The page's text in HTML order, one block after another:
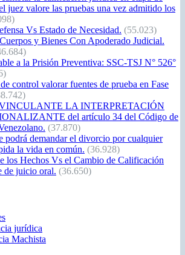
juez valore las pruebas una vez admitido los
Vs Estado de Necesidad. (55.023)
y Bienes Con Apoderado Judicial.
a la Prisión Preventiva: SSC-TSJ N° 526°
control valorar fuentes de prueba en Fase
LA INTERPRETACIÓN
del artículo 34 del Código de
(37.870)
podrá demandar el divorcio por cualquier
la vida en común. (36.928)
los Hechos Vs el Cambio de Calificación
de juicio oral. (36.650)
jurídica
Machista